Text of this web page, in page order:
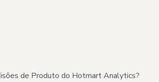
de Produto do Hotmart Analytics?